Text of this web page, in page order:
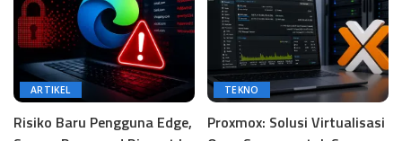
ARTIKEL
Risiko Baru Pengguna Edge,
TEKNO
Proxmox: Solusi Virtualisasi